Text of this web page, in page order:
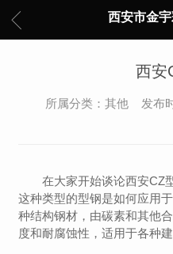
西安市金
西安
所属分类：其他 发布
在大家开始谈论西安CZ
这种类型的型钢是如何应用
种结构钢材，由碳素和其他
度和耐腐蚀性，适用于各种